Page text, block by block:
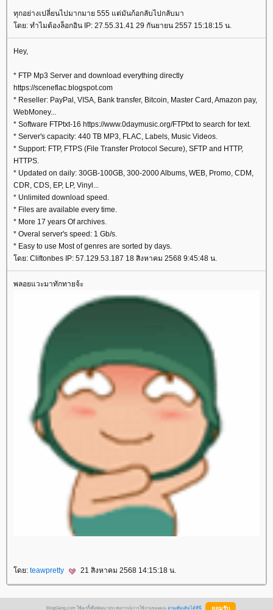
ทุกอย่างเปลี่ยนไปมากมาย 555 แต่มันก้อกลับไปกลับมา
ดย: ทำไมต้องล็อกอิน IP: 27.55.31.41 29 กันยายน 2557 15:18:15 น.
Hey,
* FTP Mp3 Server and download everything directly
https://sceneflac.blogspot.com
* Reseller: PayPal, VISA, Bank transfer, Bitcoin, Master Card, Amazon pay,
WebMoney...
* Software FTPtxt-16 https://www.0daymusic.org/FTPtxt to search for text.
* Server's capacity: 440 TB MP3, FLAC, Labels, Music Videos.
* Support: FTP, FTPS (File Transfer Protocol Secure), SFTP and HTTP,
HTTPS.
* Updated on daily: 30GB-100GB, 300-2000 Albums, WEB, Promo, CDM,
CDR, CDS, EP, LP, Vinyl...
* Unlimited download speed.
* Files are available every time.
* More 17 years Of archives.
* Overal server's speed: 1 Gb/s.
* Easy to use Most of genres are sorted by days.
ดย: Cliftonbes IP: 57.129.53.187 18 สิงหาคม 2568 9:45:48 น.
พลอยแวะมาทักทายจ้ะ
ดย: teawpretty 21 สิงหาคม 2568 14:15:18 น.
BlogGang.com ใช้คุกกี้เพื่อพัฒนาประสบการณ์การใช้งานของคุณ อ่านเพิ่มเติมได้ที่นี่